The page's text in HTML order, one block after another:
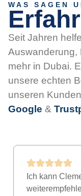
WAS SAGEN
Seit Jahren
Auswanderung,
mehr in Dubai.
unsere echten
unseren
Google &
Ich kann